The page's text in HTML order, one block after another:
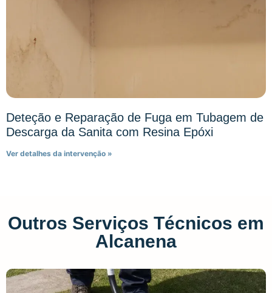
Deteção e Reparação de Fuga em Tubagem de
Descarga da Sanita com Resina Epóxi
Ver detalhes da intervenção »
Outros Serviços Técnicos em
Alcanena